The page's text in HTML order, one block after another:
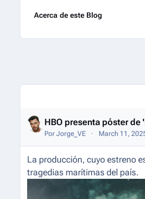
Acerca de este Blog
Entries in this blog
HBO presenta póster
PorJorge_VE March 11,
La producción, cuyo estreno
tragedias marítimas del país.